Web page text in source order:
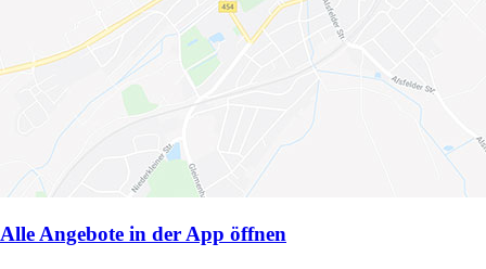
Alle Angebote in der App öffnen